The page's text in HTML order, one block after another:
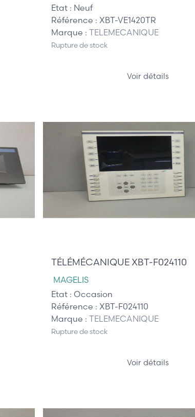
Etat : Neuf
Référence : XBT-VE1420TR
Marque :TELEMECANIQUE
Rupture de stock
Voir détails
TÉLÉMÉCANIQUE XBT-F024110
MAGELIS
Etat : Occasion
Référence : XBT-F024110
Marque :TELEMECANIQUE
Rupture de stock
Voir détails